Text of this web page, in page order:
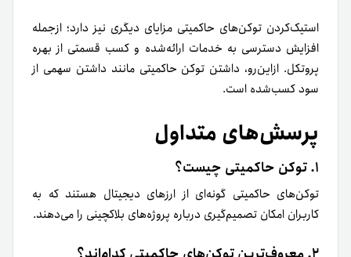
استیک‌کردن توکن‌های حاکمیتی مزایای دیگری نیز دارد؛ ازجمله
افزایش دسترسی به خدمات ارائه‌شده و کسب قسمتی از بهره
پروتکل. ازاین‌رو، داشتن توکن حاکمیتی مانند داشتن سهمی از
سود کسب‌شده است.
پرسش‌های متداول
۱. توکن حاکمیتی چیست؟
توکن‌های حاکمیتی گونه‌ای از ارزهای دیجیتال هستند که به
کاربران امکان تصمیم‌گیری درباره پروژه‌های بلاکچینی را می‌دهند.